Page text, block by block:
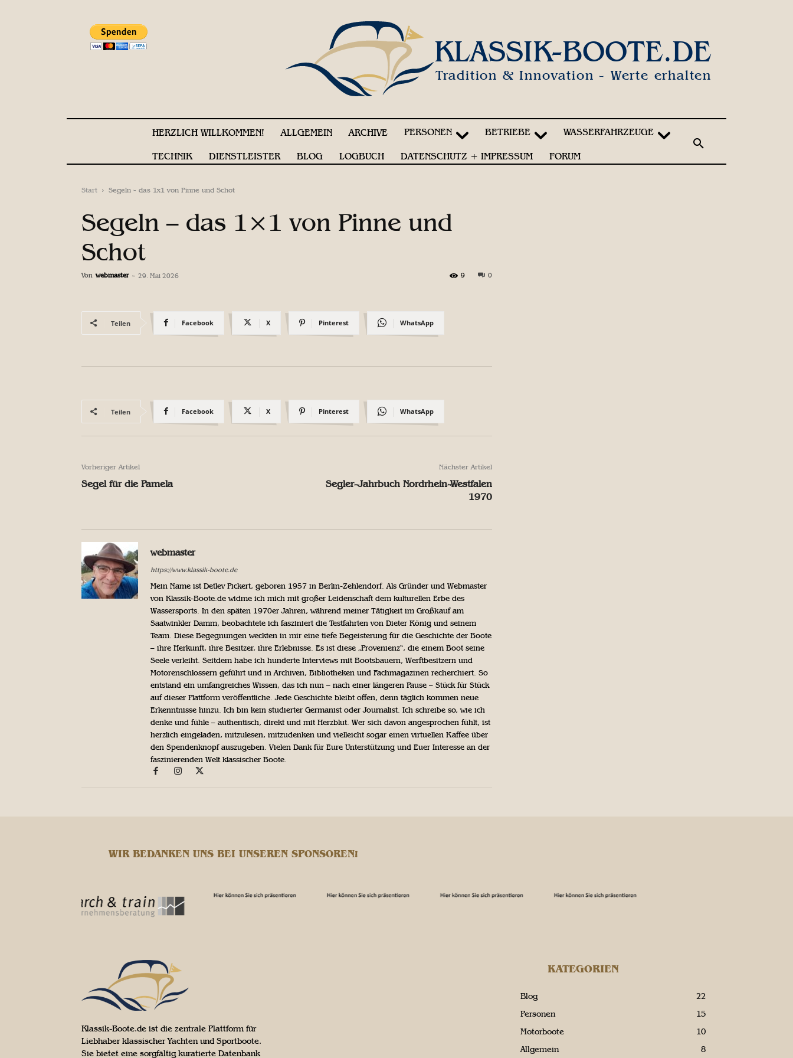
KLASSIK-BOOTE.DE
Tradition & Innovation - Werte erhalten
HERZLICH WILLKOMMEN! ALLGEMEIN ARCHIVE PERSONEN BETRIEBE WASSERFAHRZEUGE
TECHNIK DIENSTLEISTER BLOG LOGBUCH DATENSCHUTZ + IMPRESSUM FORUM
Start Segeln - das 1x1 von Pinne und Schot
Segeln – das 1×1 von Pinne und
Schot
Von webmaster - 29. Mai 2026 0
9
Teilen Facebook X Pinterest WhatsApp
Teilen Facebook X Pinterest WhatsApp
Vorheriger Artikel
Segel für die Pamela
Nächster Artikel
Segler-Jahrbuch Nordrhein-Westfalen
1970
webmaster
https://www.klassik-boote.de
Mein Name ist Detlev Pickert, geboren 1957 in Berlin-Zehlendorf. Als Gründer und Webmaster
von Klassik-Boote.de widme ich mich mit großer Leidenschaft dem kulturellen Erbe des
Wassersports. In den späten 1970er Jahren, während meiner Tätigkeit im Großkauf am
Saatwinkler Damm, beobachtete ich fasziniert die Testfahrten von Dieter König und seinem
Team. Diese Begegnungen weckten in mir eine tiefe Begeisterung für die Geschichte der Boote
– ihre Herkunft, ihre Besitzer, ihre Erlebnisse. Es ist diese „Provenienz“, die einem Boot seine
Seele verleiht. Seitdem habe ich hunderte Interviews mit Bootsbauern, Werftbesitzern und
Motorenschlossern geführt und in Archiven, Bibliotheken und Fachmagazinen recherchiert. So
entstand ein umfangreiches Wissen, das ich nun – nach einer längeren Pause – Stück für Stück
auf dieser Plattform veröffentliche. Jede Geschichte bleibt offen, denn täglich kommen neue
Erkenntnisse hinzu. Ich bin kein studierter Germanist oder Journalist. Ich schreibe so, wie ich
denke und fühle – authentisch, direkt und mit Herzblut. Wer sich davon angesprochen fühlt, ist
herzlich eingeladen, mitzulesen, mitzudenken und vielleicht sogar einen virtuellen Kaffee über
den Spendenknopf auszugeben. Vielen Dank für Eure Unterstützung und Euer Interesse an der
faszinierenden Welt klassischer Boote.
WIR BEDANKEN UNS BEI UNSEREN SPONSOREN!
Klassik-Boote.de ist die zentrale Plattform für
Liebhaber klassischer Yachten und Sportboote.
Sie bietet eine sorgfältig kuratierte Datenbank
KATEGORIEN
Blog
22
Personen
15
Motorboote
10
Allgemein
8